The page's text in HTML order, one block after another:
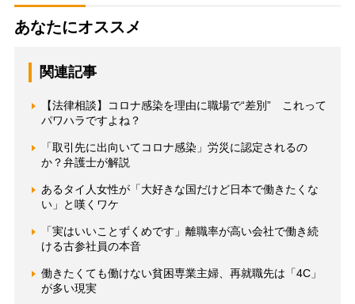
あなたにオススメ
関連記事
【法律相談】コロナ感染を理由に職場で“差別” これって
パワハラですよね？
「取引先に出向いてコロナ感染」労災に認定されるの
か？弁護士が解説
あるタイ人女性が「大好きな国だけど日本で働きたくな
い」と嘆くワケ
「実はいいことずくめです」離職率が高い会社で働き続
ける古参社員の本音
働きたくても働けない貧困専業主婦、再就職先は「4C」
が多い現実